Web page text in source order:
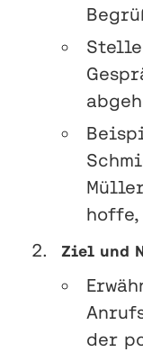
Ziel und
der